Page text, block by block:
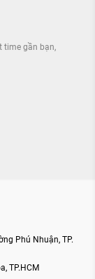
time gần bạn
Phú Nhuận, TP.
TP.HCM